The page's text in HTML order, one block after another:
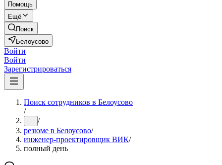
Помощь
Ещё
Поиск
Белоусово
Войти
Войти
Зарегистрироваться
Поиск сотрудников в Белоусово
/
... /
резюме в Белоусово/
инженер-проектировщик ВИК/
полный день